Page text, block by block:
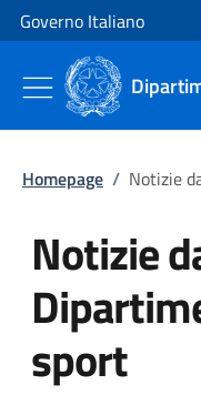
Vai al contenuto
Vai alla navigazione del sito
Governo Italiano
Homepage / Notizie
Notizie
sport